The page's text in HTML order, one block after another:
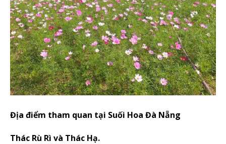
Địa điểm tham quan tại Suối Hoa Đà Nẵng
Thác Rù Rì và Thác Hạ.